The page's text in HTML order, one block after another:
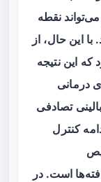
نقطه
این حال، از
که این نتیجه
درمانی
تصادفی
کنترل
است. در